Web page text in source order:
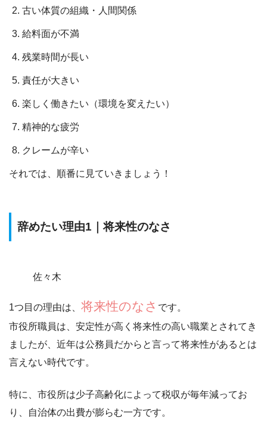
古い体質の組織・人間関係
給料面が不満
残業時間が長い
責任が大きい
楽しく働きたい（環境を変えたい）
精神的な疲労
クレームが辛い
それでは、順番に見ていきましょう！
辞めたい理由1｜将来性のなさ
佐々木
1つ目の理由は、 将来性のなさ です。
市役所職員は、安定性が高く将来性の高い職業とされてき
ましたが、近年は公務員だからと言って将来性があるとは
言えない時代です。
特に、市役所は少子高齢化によって税収が毎年減ってお
り
、自治体の出費が膨らむ一方です。